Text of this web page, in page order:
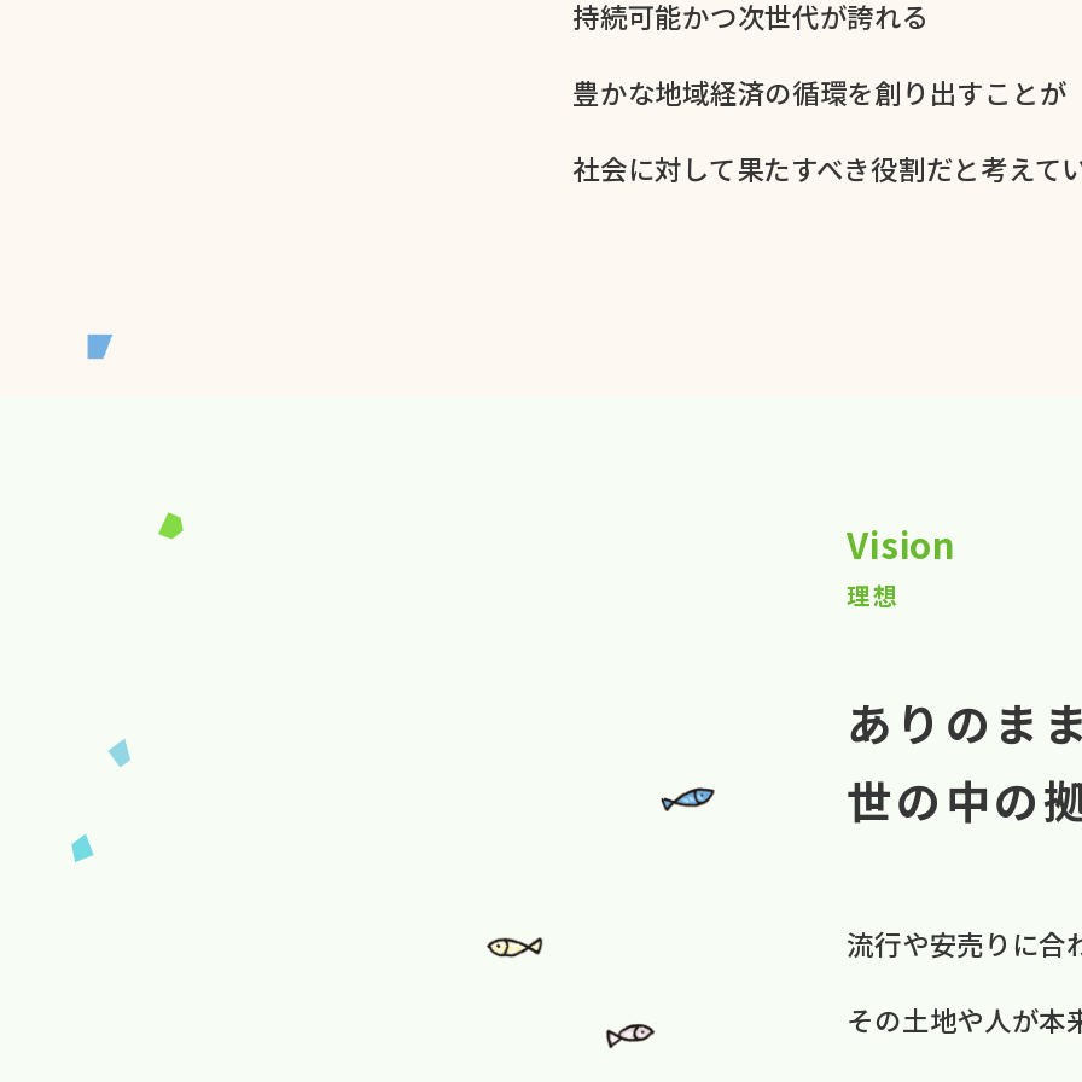
持続可能かつ次世代が​誇れる
豊かな​地域経済の​循環を​創り出すことが
社会に​対して​果た​すべき役割だと​考えて
Vision
理想
ありのま
世の中の
流行や​安売りに​合
その​土地や​人が​本